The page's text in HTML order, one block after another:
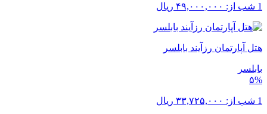
1 شب از: ۴۹,۰۰۰,۰۰۰ ریال
هتل آپارتمان رزآیند بابلسر
بابلسر
۵%
1 شب از: ۳۳,۷۲۵,۰۰۰ ریال